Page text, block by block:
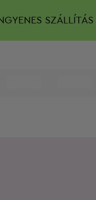
SZÁLLÍTÁS